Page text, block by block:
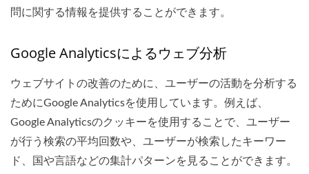
問に関する情報を提供することができます。
Google Analyticsによるウェブ分析
ウェブサイトの改善のために、ユーザーの活動を分析する
ためにGoogle Analyticsを使用しています。例えば、
Google Analyticsのクッキーを使用することで、ユーザー
が行う検索の平均回数や、ユーザーが検索したキーワー
ド、国や言語などの集計パターンを見ることができます。